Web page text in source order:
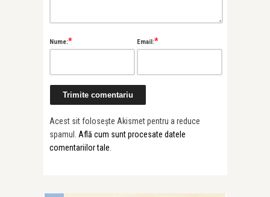
Nume:* Email:*
Acest sit folosește Akismet pentru a reduce
spamul. Află cum sunt procesate datele
comentariilor tale